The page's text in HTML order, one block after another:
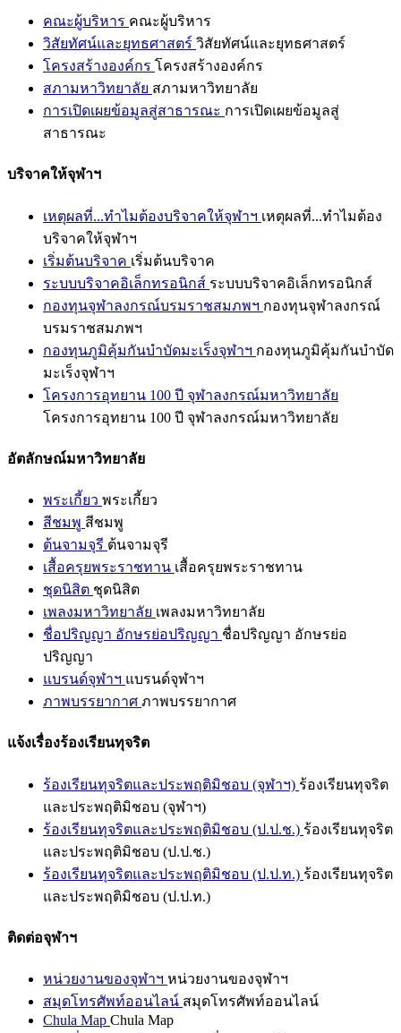
คณะผู้บริหาร คณะผู้บริหาร
วิสัยทัศน์และยุทธศาสตร์ วิสัยทัศน์และยุทธศาสตร์
โครงสร้างองค์กร โครงสร้างองค์กร
สภามหาวิทยาลัย สภามหาวิทยาลัย
การเปิดเผยข้อมูลสู่สาธารณะ การเปิดเผยข้อมูลสู่
สาธารณะ
บริจาคให้จุฬาฯ
เหตุผลที่...ทำไมต้องบริจาคให้จุฬาฯ เหตุผลที่...ทำไมต้อง
บริจาคให้จุฬาฯ
เริ่มต้นบริจาค เริ่มต้นบริจาค
ระบบบริจาคอิเล็กทรอนิกส์ ระบบบริจาคอิเล็กทรอนิกส์
กองทุนจุฬาลงกรณ์บรมราชสมภพฯ กองทุนจุฬาลงกรณ์
บรมราชสมภพฯ
กองทุนภูมิคุ้มกันบำบัดมะเร็งจุฬาฯ กองทุนภูมิคุ้มกันบำบัด
มะเร็งจุฬาฯ
โครงการอุทยาน 100 ปี จุฬาลงกรณ์มหาวิทยาลัย
โครงการอุทยาน 100 ปี จุฬาลงกรณ์มหาวิทยาลัย
อัตลักษณ์มหาวิทยาลัย
พระเกี้ยว พระเกี้ยว
สีชมพู สีชมพู
ต้นจามจุรี ต้นจามจุรี
เสื้อครุยพระราชทาน เสื้อครุยพระราชทาน
ชุดนิสิต ชุดนิสิต
เพลงมหาวิทยาลัย เพลงมหาวิทยาลัย
ชื่อปริญญา อักษรย่อปริญญา ชื่อปริญญา อักษรย่อ
ปริญญา
แบรนด์จุฬาฯ แบรนด์จุฬาฯ
ภาพบรรยากาศ ภาพบรรยากาศ
แจ้งเรื่องร้องเรียนทุจริต
ร้องเรียนทุจริตและประพฤติมิชอบ (จุฬาฯ) ร้องเรียนทุจริต
และประพฤติมิชอบ (จุฬาฯ)
ร้องเรียนทุจริตและประพฤติมิชอบ (ป.ป.ช.) ร้องเรียนทุจริต
และประพฤติมิชอบ (ป.ป.ช.)
ร้องเรียนทุจริตและประพฤติมิชอบ (ป.ป.ท.) ร้องเรียนทุจริต
และประพฤติมิชอบ (ป.ป.ท.)
ติดต่อจุฬาฯ
หน่วยงานของจุฬาฯ หน่วยงานของจุฬาฯ
สมุดโทรศัพท์ออนไลน์ สมุดโทรศัพท์ออนไลน์
Chula Map Chula Map